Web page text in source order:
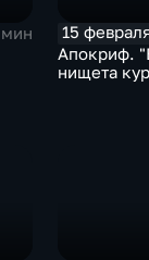
15
Апокриф.
нищета